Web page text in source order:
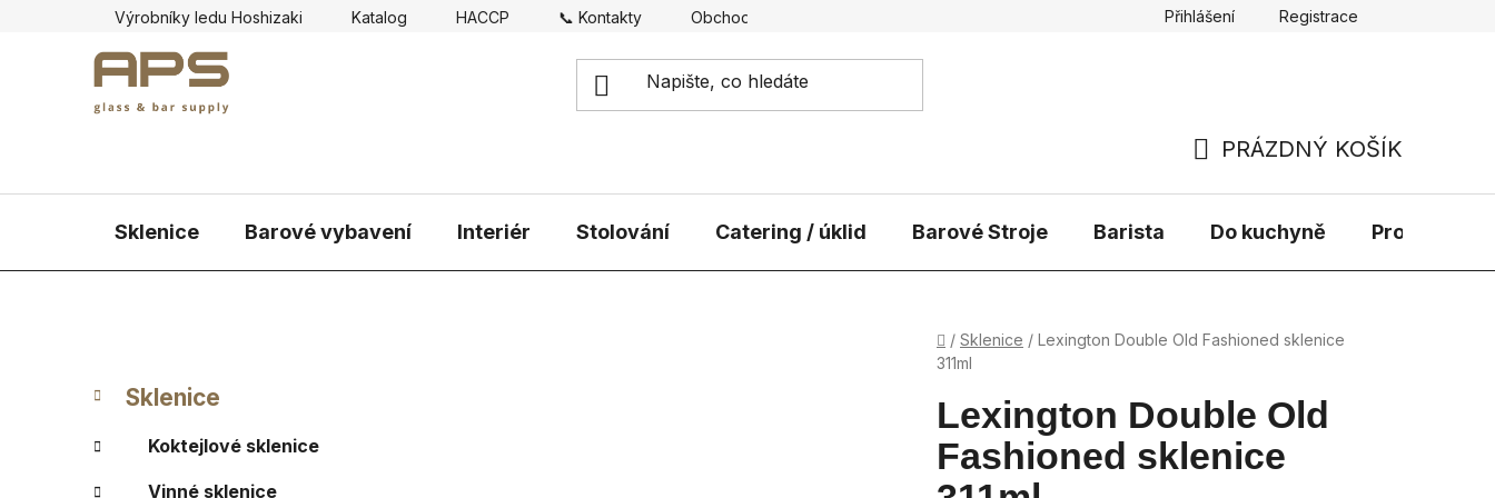
Výrobníky ledu Hoshizaki Katalog HACCP 📞 Kontakty Obchodní podmínky Přihlášení Registrace
KOŠÍK
PRÁZDNÝ KOŠÍK
Sklenice Barové vybavení Interiér Stolování Catering / úklid Barové Stroje Barista Do kuchyně Prodávané
Domů
/ Sklenice / Lexington Double Old Fashioned sklenice
311ml
P
s
Přeskočit
kategorie
K
a
e
g
Sklenice
Koktejlové sklenice
Vinné sklenice
Lexington Double Old
Fashioned sklenice